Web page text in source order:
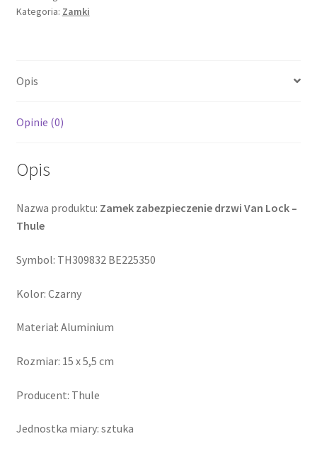
busa
Thule
Kategoria: Zamki
Opis
Opinie (0)
Opis
Nazwa produktu: Zamek zabezpieczenie drzwi Van Lock –
Thule
Symbol: TH309832 BE225350
Kolor: Czarny
Materiał: Aluminium
Rozmiar: 15 x 5,5 cm
Producent: Thule
Jednostka miary: sztuka